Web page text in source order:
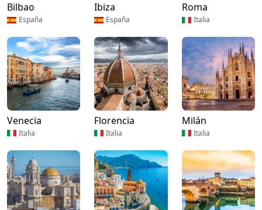
Bilbao
España
Ibiza
España
Roma
Italia
Venecia
Italia
Florencia
Italia
Milán
Italia